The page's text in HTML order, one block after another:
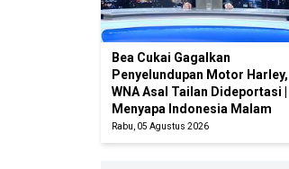
Bea Cukai Gagalkan
Penyelundupan Motor Harley,
WNA Asal Tailan Dideportasi |
Menyapa Indonesia Malam
Rabu, 05 Agustus 2026